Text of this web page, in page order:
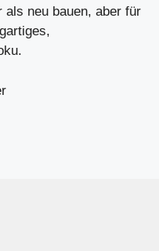
neu bauen, aber für